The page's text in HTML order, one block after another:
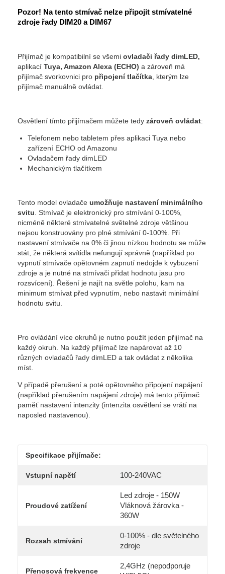
Pozor! Na tento stmívač nelze připojit stmívatelné
zdroje řady DIM20 a DIM67
Přijímač je kompatibilní se všemi ovladači řady dimLED,
aplikací Tuya, Amazon Alexa (ECHO) a zároveň má
přijímač svorkovnici pro připojení tlačítka , kterým lze
přijímač manuálně ovládat.
Osvětlení tímto přijímačem můžete tedy zároveň ovládat:
Telefonem nebo tabletem přes aplikaci Tuya nebo
zařízení ECHO od Amazonu
Ovladačem řady dimLED
Mechanickým tlačítkem
Tento model ovladače umožňuje nastavení minimálního
svitu . Stmívač je elektronický pro stmívání 0-100%,
nicméně některé stmívatelné světelné zdroje většinou
nejsou konstruovány pro plné stmívání 0-100%. Při
nastavení stmívače na 0% či jinou nízkou hodnotu se může
stát, že některá svítidla nefungují správně (například po
vypnutí stmívače opětovném zapnutí nedojde k vybuzení
zdroje a je nutné na stmívači přidat hodnotu jasu pro
rozsvícení). Řešení je najít na světle polohu, kam na
minimum stmívat před vypnutím, nebo nastavit minimální
hodnotu svitu.
Pro ovládání více okruhů je nutno použít jeden přijímač na
každý okruh. Na každý přijímač lze napárovat až 10
různých ovladačů řady dimLED a tak ovládat z několika
míst.
V případě přerušení a poté opětovného připojení napájení
(například přerušením napájení zdroje) má tento přijímač
paměť nastavení intenzity (intenzita osvětlení se vrátí na
naposled nastavenou).
Specifikace přijímače:
Vstupní napětí 100-240VAC
Proudové zatížení
Led zdroje - 150W
Vláknová žárovka -
360W
Rozsah stmívání
0-100% - dle světelného
zdroje
Přenosová frekvence
2,4GHz (nepodporuje